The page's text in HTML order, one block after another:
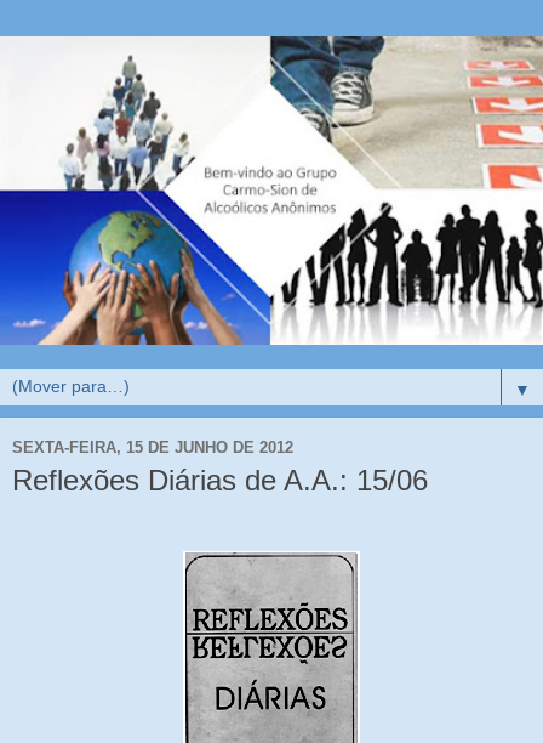
▼
SEXTA-FEIRA, 15 DE JUNHO DE 2012
Reflexões Diárias de A.A.: 15/06